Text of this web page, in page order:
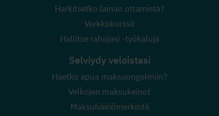
Harkitsetko lainan ottamista?
Verkkokurssit
Hallitse rahojasi -työkaluja
Selviydy veloistasi
Haetko apua maksuongelmiin?
Velkojen maksukeinot
Maksuhäiriömerkintä